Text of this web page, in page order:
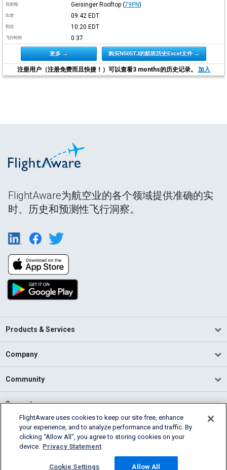
目的地 Geisinger Rooftop (79PN)
出发 09:42 EDT
到达 10:20 EDT
飞行时间 0:37
更多 → 购买N505TJ的航班历史Excel文件 →
注册用户（注册免费而且快捷！）可以查看3 months的历史记录。 加入
FlightAware为航空业的各个领域提供准确的实
时、历史和预测性飞行洞察。
Products & Services
Company
Community
Support
English (USA)
2026 FlightAware
Cookie Settings
FlightAware uses cookies to keep our site free, enhance
your experience, and to analyze performance and traffic. By
clicking “Allow All”, you agree to storing cookies on your
device. Privacy Statement
Cookie Settings Allow All